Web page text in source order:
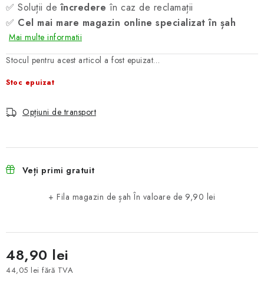
✅ Soluții deîncredere în caz de reclamații
✅ Cel mai mare magazin online specializat în șah
Mai multe informatii
Stocul pentru acest articol a fost epuizat…
Stoc epuizat
Opțiuni de transport
Veți primi gratuit
+ Fila magazin de șahÎn valoare de 9,90 lei
48,90 lei
44,05 lei fără TVA